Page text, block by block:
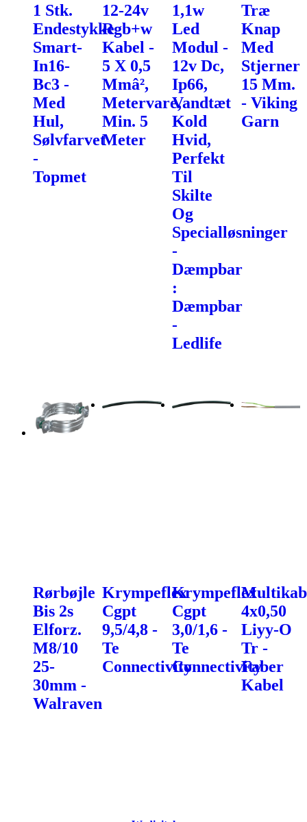
1 Stk.
Endestykke
Smart-
In16-
Bc3 -
Med
Hul,
Sølvfarvet
-
Topmet
12-24v
Rgb+w
Kabel -
5 X 0,5
Mmâ²,
Metervare,
Min. 5
Meter
1,1w
Led
Modul -
12v Dc,
Ip66,
Vandtæt
Kold
Hvid,
Perfekt
Til
Skilte
Og
Specialløsninger
-
Dæmpbar
:
Dæmpbar
-
Ledlife
Træ
Knap
Med
Stjerner
15 Mm.
- Viking
Garn
Rørbøjle
Bis 2s
Elforz.
M8/10
25-
30mm -
Walraven
Krympeflex
Cgpt
9,5/4,8 -
Te
Connectivity
Krympeflex
Cgpt
3,0/1,6 -
Te
Connectivity
4x0,50
Liyy-O
Tr -
Faber
Kabel